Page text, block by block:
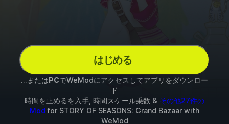
はじめる
...またはPCでWeModにアクセスしてアプリをダウンロー
ド
時間を止めるを入手, 時間スケール乗数 & その他27件の
Mod for STORY OF SEASONS: Grand Bazaar with
WeMod